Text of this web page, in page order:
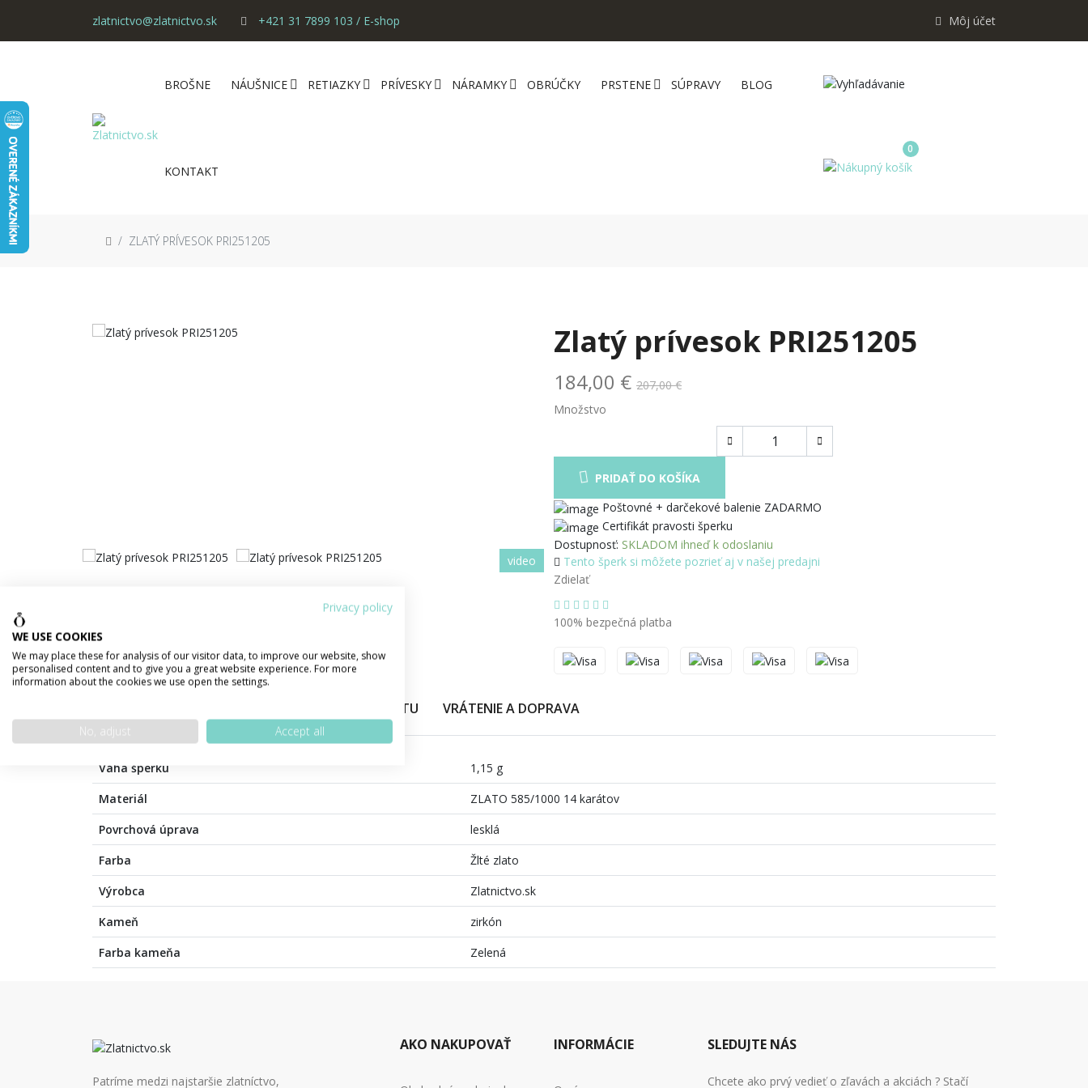
zlatnictvo@zlatnictvo.sk +421 31 7899 103 / E-shop Môj účet
BROŠNE NÁUŠNICE RETIAZKY PRÍVESKY NÁRAMKY OBRÚČKY PRSTENE SÚPRAVY BLOG
KONTAKT
0
ZLATÝ PRÍVESOK PRI251205
video
Zlatý prívesok PRI251205
184,00 € 207,00 €
Množstvo
PRIDAŤ DO KOŠÍKA
Poštovné + darčekové balenie ZADARMO
Certifikát pravosti šperku
Dostupnosť: SKLADOM ihneď k odoslaniu
Tento šperk si môžete pozrieť aj v našej predajni
Zdielať
100% bezpečná platba
POPIS PRODUKTU VRÁTENIE A DOPRAVA
Váha šperku
1,15 g
Materiál
ZLATO 585/1000 14 karátov
Povrchová úprava
lesklá
Farba
Žlté zlato
Výrobca
Zlatnictvo.sk
Kameň
zirkón
Farba kameňa
Zelená
Patríme medzi najstaršie zlatníctvo,
AKO NAKUPOVAŤ INFORMÁCIE SLEDUJTE NÁS
Chcete ako prvý vedieť o zľavách a akciách ? Stačí
Privacy policy
WE USE COOKIES
We may place these for analysis of our visitor data, to improve our website, show
personalised content and to give you a great website experience. For more
information about the cookies we use open the settings.
No, adjust Accept all